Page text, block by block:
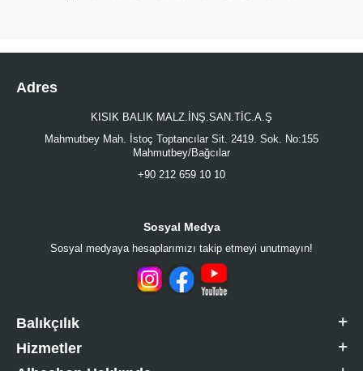
Adres
KISIK BALIK MALZ.İNŞ.SAN.TİC.A.Ş
Mahmutbey Mah. İstoç Toptancılar Sit. 2419. Sok. No:155
Mahmutbey/Bağcılar
+90 212 659 10 10
Sosyal Medya
Sosyal medyaya hesaplarımızı takip etmeyi unutmayın!
Balıkçılık
Hizmetler